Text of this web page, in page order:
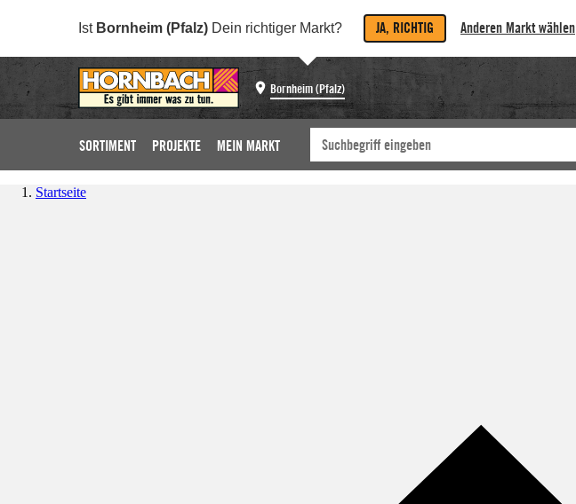
Ist Bornheim (Pfalz) Dein richtiger Markt? JA, RICHTIG Anderen Markt wählen
Bornheim (Pfalz)
SORTIMENT PROJEKTE MEIN MARKT
Startseite